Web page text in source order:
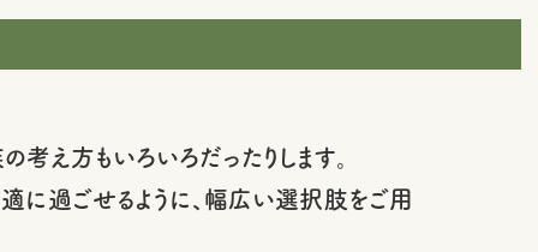
え方もいろいろだったりします。
に過ごせるように、幅広い選択肢をご用